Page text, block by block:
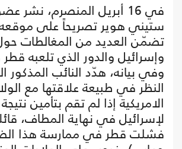
في 16 أبريل المنصرم، نشر
ستيني هوير تصريحاً على
تضمّن العديد من المغالطات
وإسرائيل والدور الذي تلعبه
وفي بيانه، هدّد النائب المذكور
النظر في طبيعة علاقتها مع
الامريكية إذا لم تقم بتأمين
لإسرائيل في نهاية المطاف،
فشلت قطر في ممارسة هذا